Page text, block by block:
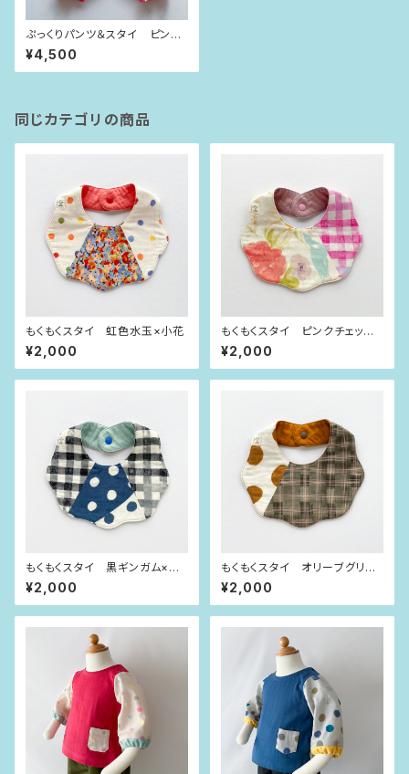
ぷっくりパンツ＆スタイ ピンク
×ゆらゆらライン（80size）
¥4,500
同じカテゴリの商品
もくもくスタイ 虹色水玉×小花
¥2,000
もくもくスタイ ピンクチェック×
お花
¥2,000
もくもくスタイ 黒ギンガム×イ
ンディゴブルー水玉
¥2,000
もくもくスタイ オリーブグリー
ンチェック×大きな水玉
¥2,000